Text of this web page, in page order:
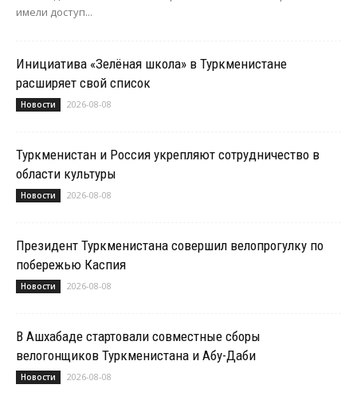
имели доступ...
Инициатива «Зелёная школа» в Туркменистане
расширяет свой список
Новости 2026-08-08
Туркменистан и Россия укрепляют сотрудничество в
области культуры
Новости 2026-08-08
Президент Туркменистана совершил велопрогулку по
побережью Каспия
Новости 2026-08-08
В Ашхабаде стартовали совместные сборы
велогонщиков Туркменистана и Абу-Даби
Новости 2026-08-08